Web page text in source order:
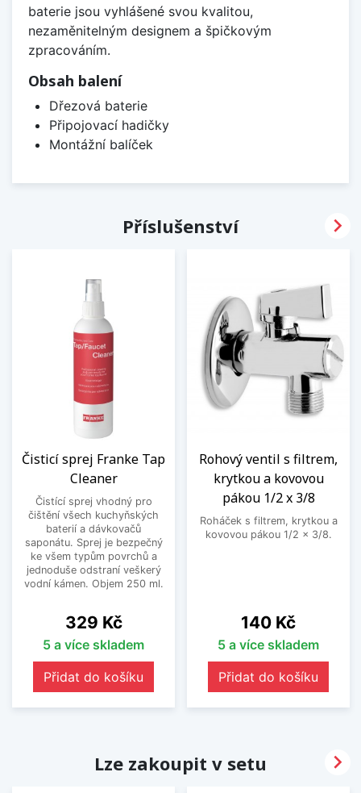
baterie jsou vyhlášené svou kvalitou,
nezaměnitelným designem a špičkovým
zpracováním.
Obsah balení
Dřezová baterie
Připojovací hadičky
Montážní balíček
Příslušenství
Čisticí sprej Franke Tap
Cleaner
Čistící sprej vhodný pro
čištění všech kuchyňských
baterií a dávkovačů
saponátu. Sprej je bezpečný
ke všem typům povrchů a
jednoduše odstraní veškerý
vodní kámen. Objem 250 ml.
Cena
329 Kč
5 a více skladem
Přidat do košíku
Rohový ventil s filtrem,
krytkou a kovovou
pákou 1/2 x 3/8
Roháček s filtrem, krytkou a
kovovou pákou 1/2 x 3/8.
Cena
140 Kč
5 a více skladem
Přidat do košíku

Lze zakoupit v setu 